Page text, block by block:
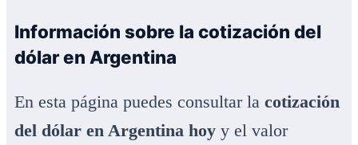
Información sobre la cotización del
dólar en Argentina
En esta página puedes consultar la cotización
del dólar en Argentina hoy y el valor